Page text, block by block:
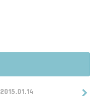
2015.01.14